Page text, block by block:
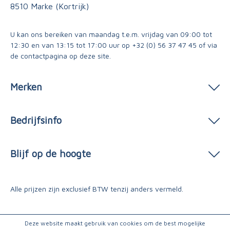
8510 Marke (Kortrijk)
U kan ons bereiken van maandag t.e.m. vrijdag van 09:00 tot
12:30 en van 13:15 tot 17:00 uur op +32 (0) 56 37 47 45 of via
de contactpagina op deze site.
Merken
Bedrijfsinfo
Blijf op de hoogte
Alle prijzen zijn exclusief BTW tenzij anders vermeld.
Deze website maakt gebruik van cookies om de best mogelijke